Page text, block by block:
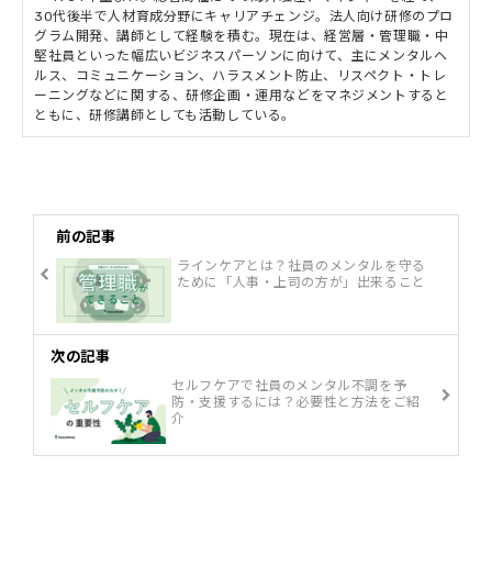
30代後半で人材育成分野にキャリアチェンジ。法人向け研修のプロ
グラム開発、講師として経験を積む。現在は、経営層・管理職・中
堅社員といった幅広いビジネスパーソンに向けて、主にメンタルヘ
ルス、コミュニケーション、ハラスメント防止、リスペクト・トレ
ーニングなどに関する、研修企画・運用などをマネジメントすると
ともに、研修講師としても活動している。
前の記事
ラインケアとは？社員のメンタルを守る
ために「人事・上司の方が」出来ること
次の記事
セルフケアで社員のメンタル不調を予
防・支援するには？必要性と方法をご紹
介